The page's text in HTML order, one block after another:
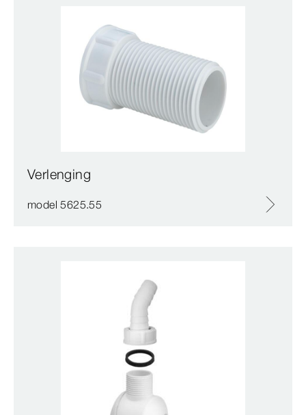
Verlenging
model 5625.55